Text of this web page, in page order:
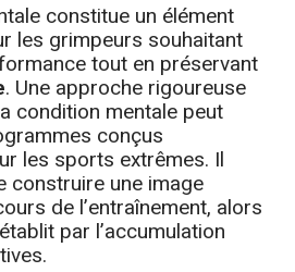
constitue un élément
les grimpeurs souhaitant
tout en préservant
. Une approche rigoureuse
condition mentale peut
conçus
les sports extrêmes. Il
construire une image
de l’entraînement, alors
par l’accumulation